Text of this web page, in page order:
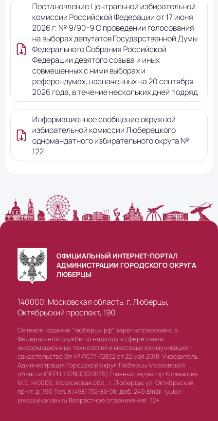
Постановление Центральной избирательной
комиссии Российской Федерации от 17 июня
2026 г. № 9/90-9 О проведении голосования
на выборах депутатов Государственной Думы
Федерального Собрания Российской
Федерации девятого созыва и иных
совмещенных с ними выборах и
референдумах, назначенных на 20 сентября
2026 года, в течение нескольких дней подряд
Информационное сообщение окружной
избирательной комиссии Люберецкого
одномандатного избирательного округа №
122
ОФИЦИАЛЬНЫЙ ИНТЕРНЕТ-ПОРТАЛ
АДМИНИСТРАЦИИ ГОРОДСКОГО ОКРУГА
ЛЮБЕРЦЫ
140000, Московская область, г. Люберцы,
Октябрьский проспект, 190
Сетевое издание "люберцы.рф" зарегистрировано в
Федеральной службе по надзору в сфере связи,
информационных технологий и массовых коммуникаций -
свидетельство Эл № ФС77-72832 от 22 мая 2018. Учредитель:
Администрация Городской округ Люберцы Московской
области (ОГРН 1025003213179) Главный редактор Колмыкова
М.Е. 140000, Московская обл., г. Люберцы, ул. Октябрьский
пр-кт, д. 190 Тел. 8 (498) 732-80-08, доб. 246 Email: lyuber-
pressa@yandex.ru Возрастное ограничение: 12+